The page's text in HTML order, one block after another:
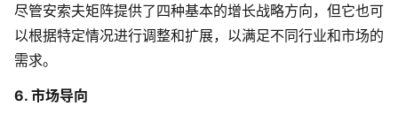
帮助支持
尽管安索夫矩阵提供了四种基本的增长战略方向，但它也可
以根据特定情况进行调整和扩展，以满足不同行业和市场的
需求。
6. 市场导向